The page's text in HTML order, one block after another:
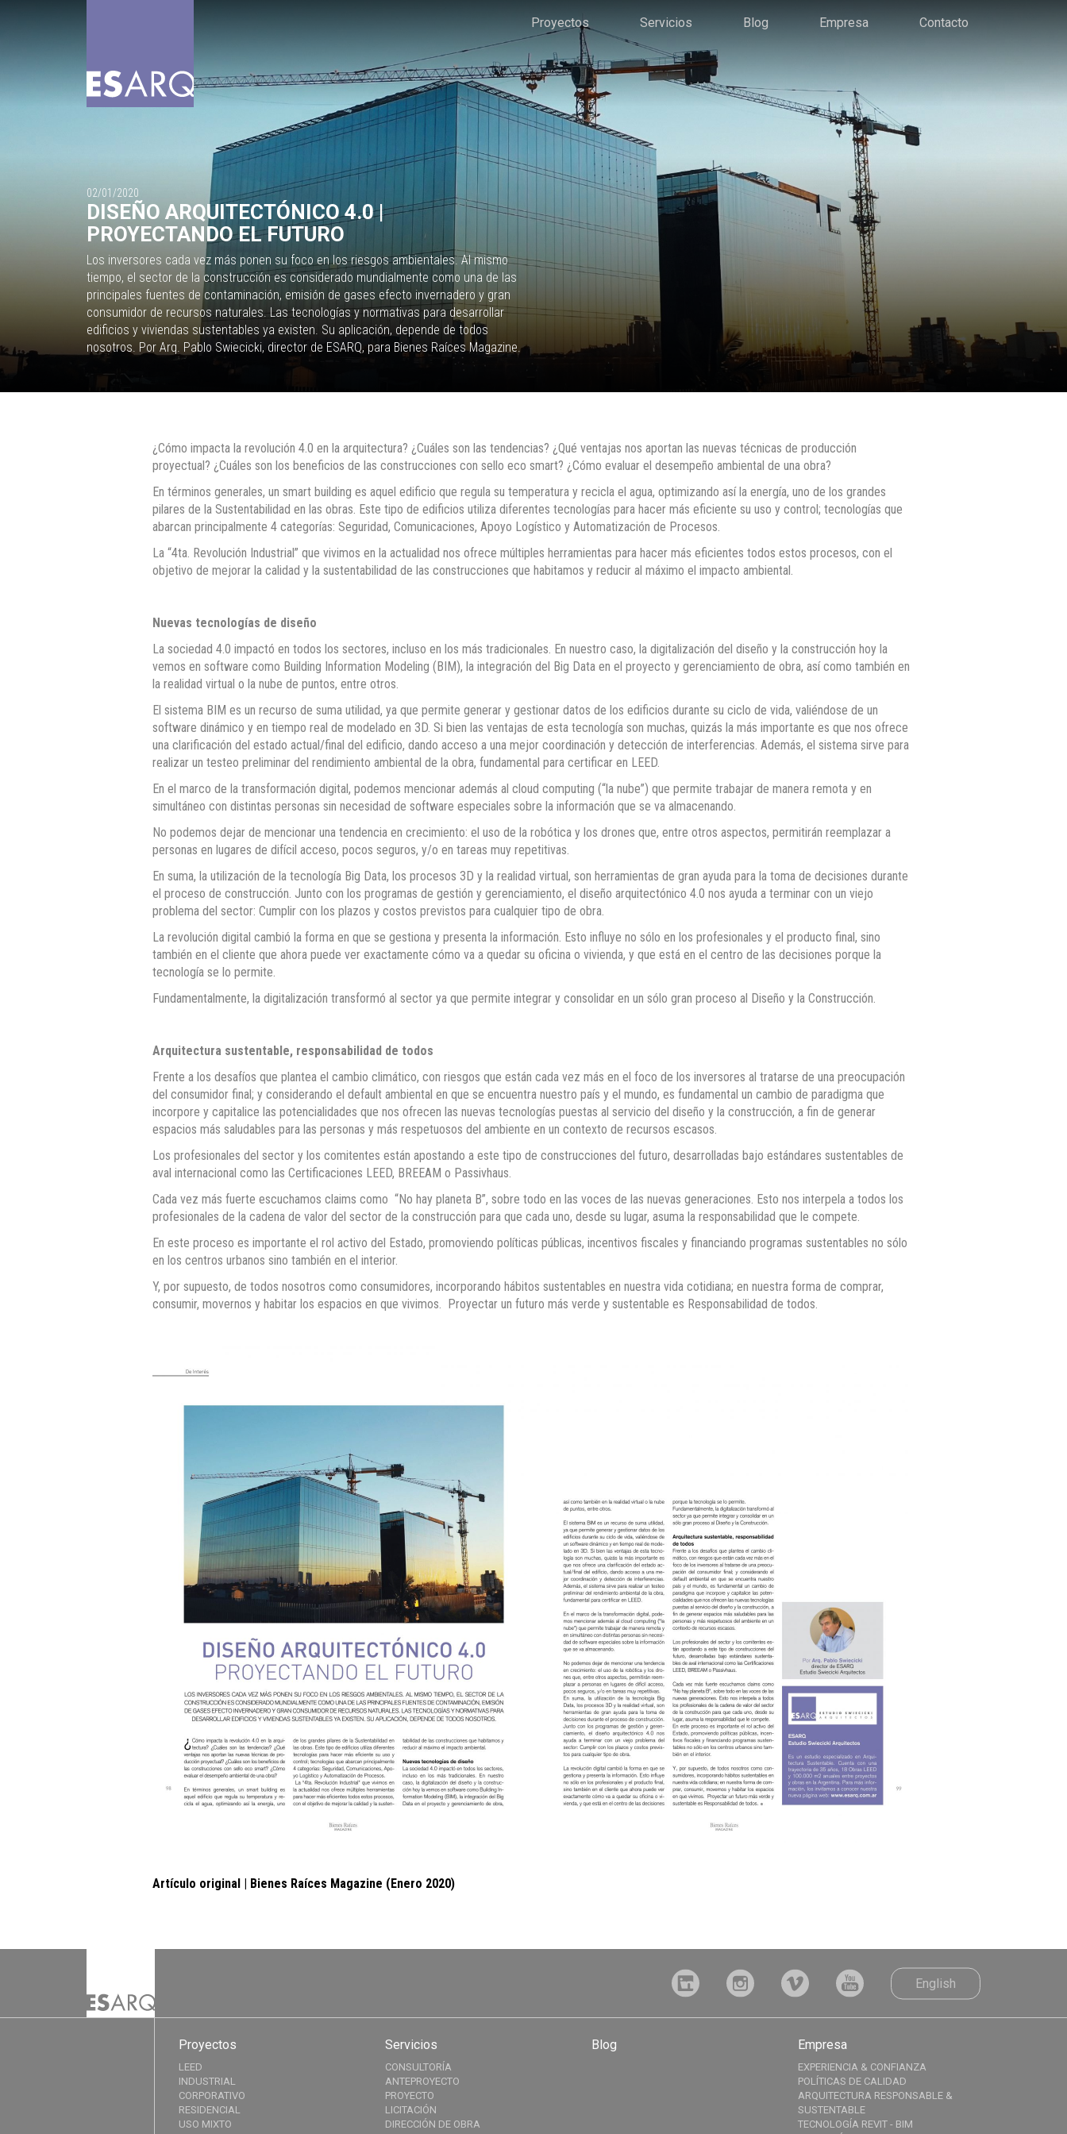
Proyectos Servicios Blog Empresa Contacto
02/01/2020
DISEÑO ARQUITECTÓNICO 4.0 |
PROYECTANDO EL FUTURO
Los inversores cada vez más ponen su foco en los riesgos ambientales. Al mismo
tiempo, el sector de la construcción es considerado mundialmente como una de las
principales fuentes de contaminación, emisión de gases efecto invernadero y gran
consumidor de recursos naturales. Las tecnologías y normativas para desarrollar
edificios y viviendas sustentables ya existen. Su aplicación, depende de todos
nosotros. Por Arq. Pablo Swiecicki, director de ESARQ, para Bienes Raíces Magazine.
¿Cómo impacta la revolución 4.0 en la arquitectura? ¿Cuáles son las tendencias? ¿Qué ventajas nos aportan las nuevas técnicas de producción
proyectual? ¿Cuáles son los beneficios de las construcciones con sello eco smart? ¿Cómo evaluar el desempeño ambiental de una obra?
En términos generales, un smart building es aquel edificio que regula su temperatura y recicla el agua, optimizando así la energía, uno de los grandes
pilares de la Sustentabilidad en las obras. Este tipo de edificios utiliza diferentes tecnologías para hacer más eficiente su uso y control; tecnologías que
abarcan principalmente 4 categorías: Seguridad, Comunicaciones, Apoyo Logístico y Automatización de Procesos.
La “4ta. Revolución Industrial” que vivimos en la actualidad nos ofrece múltiples herramientas para hacer más eficientes todos estos procesos, con el
objetivo de mejorar la calidad y la sustentabilidad de las construcciones que habitamos y reducir al máximo el impacto ambiental.
Nuevas tecnologías de diseño
La sociedad 4.0 impactó en todos los sectores, incluso en los más tradicionales. En nuestro caso, la digitalización del diseño y la construcción hoy la
vemos en software como Building Information Modeling (BIM), la integración del Big Data en el proyecto y gerenciamiento de obra, así como también en
la realidad virtual o la nube de puntos, entre otros.
El sistema BIM es un recurso de suma utilidad, ya que permite generar y gestionar datos de los edificios durante su ciclo de vida, valiéndose de un
software dinámico y en tiempo real de modelado en 3D. Si bien las ventajas de esta tecnología son muchas, quizás la más importante es que nos ofrece
una clarificación del estado actual/final del edificio, dando acceso a una mejor coordinación y detección de interferencias. Además, el sistema sirve para
realizar un testeo preliminar del rendimiento ambiental de la obra, fundamental para certificar en LEED.
En el marco de la transformación digital, podemos mencionar además al cloud computing (“la nube”) que permite trabajar de manera remota y en
simultáneo con distintas personas sin necesidad de software especiales sobre la información que se va almacenando.
No podemos dejar de mencionar una tendencia en crecimiento: el uso de la robótica y los drones que, entre otros aspectos, permitirán reemplazar a
personas en lugares de difícil acceso, pocos seguros, y/o en tareas muy repetitivas.
En suma, la utilización de la tecnología Big Data, los procesos 3D y la realidad virtual, son herramientas de gran ayuda para la toma de decisiones durante
el proceso de construcción. Junto con los programas de gestión y gerenciamiento, el diseño arquitectónico 4.0 nos ayuda a terminar con un viejo
problema del sector: Cumplir con los plazos y costos previstos para cualquier tipo de obra.
La revolución digital cambió la forma en que se gestiona y presenta la información. Esto influye no sólo en los profesionales y el producto final, sino
también en el cliente que ahora puede ver exactamente cómo va a quedar su oficina o vivienda, y que está en el centro de las decisiones porque la
tecnología se lo permite.
Fundamentalmente, la digitalización transformó al sector ya que permite integrar y consolidar en un sólo gran proceso al Diseño y la Construcción.
Arquitectura sustentable, responsabilidad de todos
Frente a los desafíos que plantea el cambio climático, con riesgos que están cada vez más en el foco de los inversores al tratarse de una preocupación
del consumidor final; y considerando el default ambiental en que se encuentra nuestro país y el mundo, es fundamental un cambio de paradigma que
incorpore y capitalice las potencialidades que nos ofrecen las nuevas tecnologías puestas al servicio del diseño y la construcción, a fin de generar
espacios más saludables para las personas y más respetuosos del ambiente en un contexto de recursos escasos.
Los profesionales del sector y los comitentes están apostando a este tipo de construcciones del futuro, desarrolladas bajo estándares sustentables de
aval internacional como las Certificaciones LEED, BREEAM o Passivhaus.
Cada vez más fuerte escuchamos claims como “No hay planeta B”, sobre todo en las voces de las nuevas generaciones. Esto nos interpela a todos los
profesionales de la cadena de valor del sector de la construcción para que cada uno, desde su lugar, asuma la responsabilidad que le compete.
En este proceso es importante el rol activo del Estado, promoviendo políticas públicas, incentivos fiscales y financiando programas sustentables no sólo
en los centros urbanos sino también en el interior.
Y, por supuesto, de todos nosotros como consumidores, incorporando hábitos sustentables en nuestra vida cotidiana; en nuestra forma de comprar,
consumir, movernos y habitar los espacios en que vivimos. Proyectar un futuro más verde y sustentable es Responsabilidad de todos.
Artículo original | Bienes Raíces Magazine (Enero 2020)
English
Proyectos
LEED
INDUSTRIAL
CORPORATIVO
RESIDENCIAL
USO MIXTO
Servicios
CONSULTORÍA
ANTEPROYECTO
PROYECTO
LICITACIÓN
DIRECCIÓN DE OBRA
Blog Empresa
EXPERIENCIA & CONFIANZA
POLÍTICAS DE CALIDAD
ARQUITECTURA RESPONSABLE &
SUSTENTABLE
TECNOLOGÍA REVIT - BIM